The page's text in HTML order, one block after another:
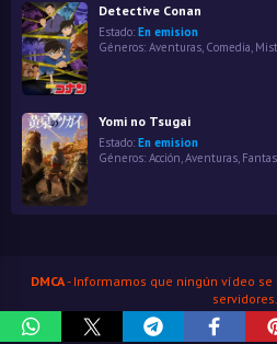
Detective Conan
Estado: En emision
Géneros: Aventuras Comedia
Yomi no Tsugai
Estado: En emision
Géneros: Acción,Aventuras,
DMCA- Informamos que ningún vídeo
servidores.
HenaoJara©